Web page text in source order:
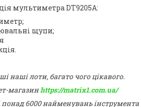
мультиметра DT9205A:
щупи;
наші лоти, багато чого цікавого.
магазинhttps://matrix1.com.ua/
понад 6000 найменувань інструмента